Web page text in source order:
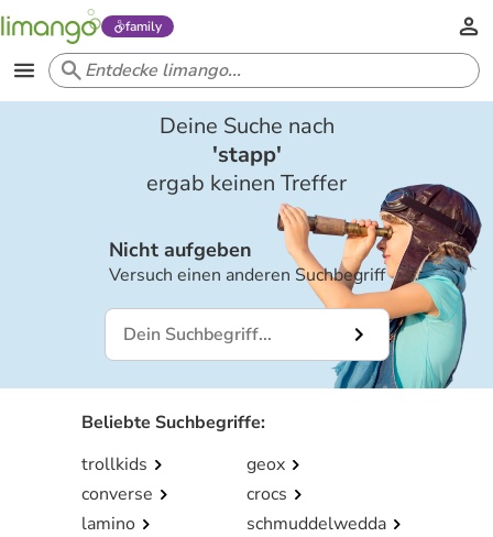
family
Deine Suche nach
'stapp'
ergab keinen Treffer
Nicht aufgeben
Versuch einen anderen Suchbegriff
Beliebte Suchbegriffe:
trollkids
geox
converse
crocs
lamino
schmuddelwedda